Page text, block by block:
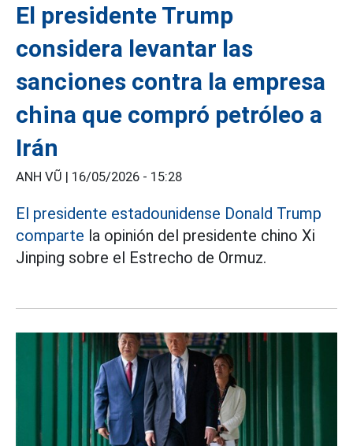
El presidente Trump
considera levantar las
sanciones contra la empresa
china que compró petróleo a
Irán
ANH VŨ | 16/05/2026 - 15:28
El presidente estadounidense Donald Trump
comparte la opinión del presidente chino Xi
Jinping sobre el Estrecho de Ormuz.